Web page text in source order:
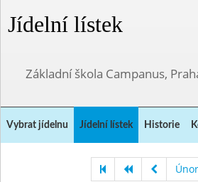
Jídelní lístek
Základní škola Campanus,
Vybrat jídelnu Jídelní lístek Historie